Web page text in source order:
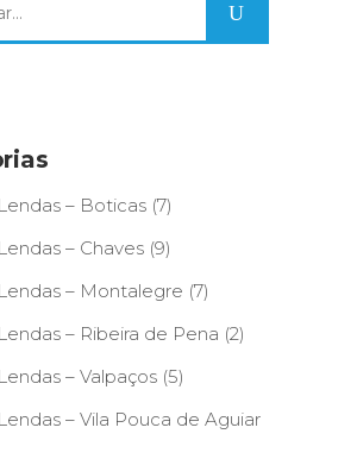
– Boticas (7)
– Chaves (9)
– Montalegre (7)
– Ribeira de Pena (2)
– Valpaços (5)
– Vila Pouca de Aguiar